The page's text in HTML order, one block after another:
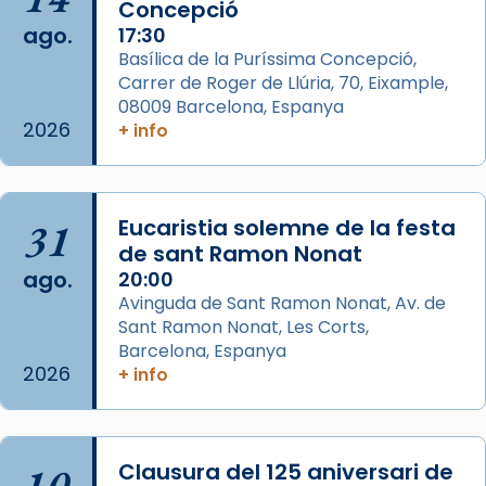
2 weeks ago
Aquest dilluns, 27 de juliol, ha tingut lloc la
missa d’acció de gràcies en agraïment al
comitè organitzador de la visita apostòlica
del Sant Pare Lleó XIV a Barcelona, i als
L’arquebisbe de Barcelona, el cardenal Joan
Josep Omella, ha presidit la missa i l’ha
concelebrat el bisbe auxiliar de Barcelona,
Mons. David Abadías.
📸 Dr. G. Simón
View on Facebook ·
Arquebisbat de Barcelona
ago.
2026
Concepció
17:30
Basílica de la Puríssima Concepció,
Carrer de Roger de Llúria, 70, Eixample,
08009 Barcelona, Espanya
+ info
31
ago.
2026
Eucaristia solemne de la festa
de sant Ramon Nonat
20:00
Avinguda de Sant Ramon Nonat, Av. de
Sant Ramon Nonat, Les Corts,
Barcelona, Espanya
+ info
Clausura del 125 aniversari de